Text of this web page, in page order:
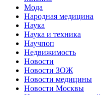
Мода
Народная медицина
Наука
Наука и техника
Научпоп
Недвижимость
Новости
Новости ЗОЖ
Новости медицины
Новости Москвы